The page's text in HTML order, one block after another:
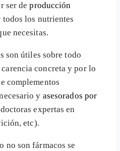
ser deproducción
todos los nutrientes
necesitas.
son útiles sobre todo
concreta y por lo
complementos
y asesorados por
expertas en
etc).
no son fármacos se